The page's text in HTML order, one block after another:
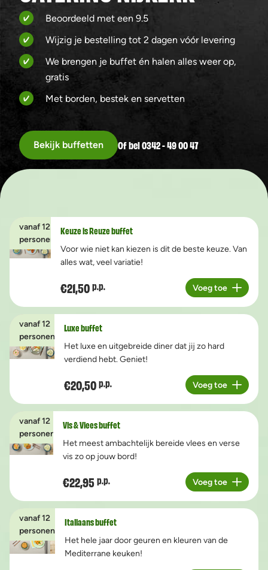
Beoordeeld met een 9.5
Wijzig je bestelling tot 2 dagen vóór levering
We brengen je buffet én halen alles weer op,
gratis
Met borden, bestek en servetten
Bekijk buffetten Of bel 0342 - 49 00 47
vanaf 12
personen
Keuze is Reuze buffet
Voor wie niet kan kiezen is dit de beste keuze. Van
alles wat, veel variatie!
€21,50 p.p.
Aantal
Voeg toe
vanaf 12
personen
Luxe buffet
Het luxe en uitgebreide diner dat jij zo hard
verdiend hebt. Geniet!
€20,50 p.p.
Aantal
Voeg toe
vanaf 12
personen
Vis & Vlees buffet
Het meest ambachtelijk bereide vlees en verse
vis zo op jouw bord!
€22,95 p.p.
Aantal
Voeg toe
vanaf 12
personen
Italiaans buffet
Het hele jaar door geuren en kleuren van de
Mediterrane keuken!